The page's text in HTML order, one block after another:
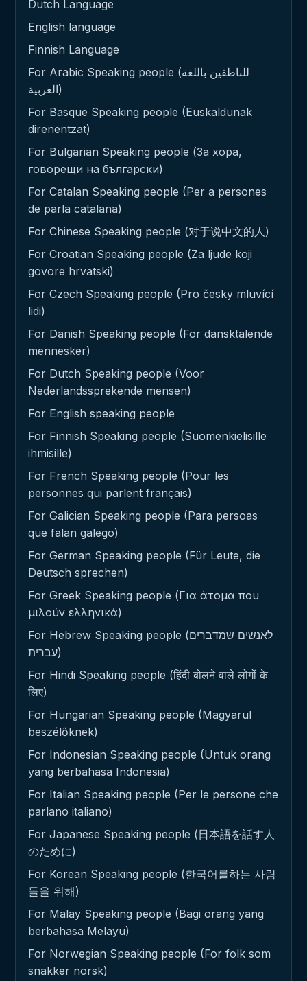
Dutch Language
English language
Finnish Language
For Arabic Speaking people (للناطقين باللغة
العربية)
For Basque Speaking people (Euskaldunak
direnentzat)
For Bulgarian Speaking people (За хора,
говорещи на български)
For Catalan Speaking people (Per a persones
de parla catalana)
For Chinese Speaking people (对于说中文的人)
For Croatian Speaking people (Za ljude koji
govore hrvatski)
For Czech Speaking people (Pro česky mluvící
lidi)
For Danish Speaking people (For dansktalende
mennesker)
For Dutch Speaking people (Voor
Nederlandssprekende mensen)
For English speaking people
For Finnish Speaking people (Suomenkielisille
ihmisille)
For French Speaking people (Pour les
personnes qui parlent français)
For Galician Speaking people (Para persoas
que falan galego)
For German Speaking people (Für Leute, die
Deutsch sprechen)
For Greek Speaking people (Για άτομα που
μιλούν ελληνικά)
For Hebrew Speaking people (לאנשים שמדברים
עברית)
For Hindi Speaking people (हिंदी बोलने वाले लोगों के
लिए)
For Hungarian Speaking people (Magyarul
beszélőknek)
For Indonesian Speaking people (Untuk orang
yang berbahasa Indonesia)
For Italian Speaking people (Per le persone che
parlano italiano)
For Japanese Speaking people (日本語を話す人
のために)
For Korean Speaking people (한국어를하는 사람
들을 위해)
For Malay Speaking people (Bagi orang yang
berbahasa Melayu)
For Norwegian Speaking people (For folk som
snakker norsk)